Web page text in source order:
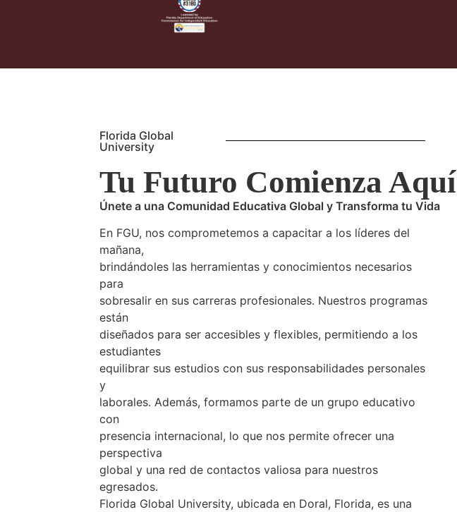
Florida Global
University
Tu Futuro Comienza Aquí
Únete a una Comunidad Educativa Global y Transforma tu Vida
En FGU, nos comprometemos a capacitar a los líderes del
mañana,
brindándoles las herramientas y conocimientos necesarios
para
sobresalir en sus carreras profesionales. Nuestros programas
están
diseñados para ser accesibles y flexibles, permitiendo a los
estudiantes
equilibrar sus estudios con sus responsabilidades personales
y
laborales. Además, formamos parte de un grupo educativo
con
presencia internacional, lo que nos permite ofrecer una
perspectiva
global y una red de contactos valiosa para nuestros
egresados.
Florida Global University, ubicada en Doral, Florida, es una